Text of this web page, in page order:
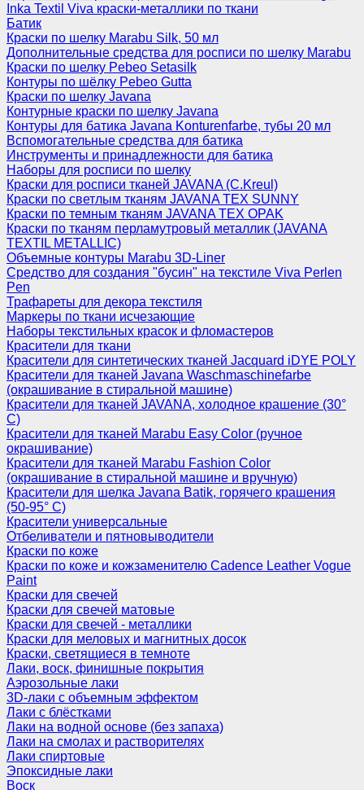
Inka Textil Viva краски-металлики по ткани
Батик
Краски по шелку Marabu Silk, 50 мл
Дополнительные средства для росписи по шелку Marabu
Краски по шелку Pebeo Setasilk
Контуры по шёлку Pebeo Gutta
Краски по шелку Javana
Контурные краски по шелку Javana
Контуры для батика Javana Konturenfarbe, тубы 20 мл
Вспомогательные средства для батика
Инструменты и принадлежности для батика
Наборы для росписи по шелку
Краски для росписи тканей JAVANA (C.Kreul)
Краски по светлым тканям JAVANA TEX SUNNY
Краски по темным тканям JAVANA TEX OPAK
Краски по тканям перламутровый металлик (JAVANA
TEXTIL METALLIC)
Объемные контуры Marabu 3D-Liner
Средство для создания "бусин" на текстиле Viva Perlen
Pen
Трафареты для декора текстиля
Маркеры по ткани исчезающие
Наборы текстильных красок и фломастеров
Красители для ткани
Красители для синтетических тканей Jacquard iDYE POLY
Красители для тканей Javana Waschmaschinefarbe
(окрашивание в стиральной машине)
Красители для тканей JAVANA, холодное крашение (30°
С)
Красители для тканей Marabu Easy Color (ручное
окрашивание)
Красители для тканей Marabu Fashion Color
(окрашивание в стиральной машине и вручную)
Красители для шелка Javana Batik, горячего крашения
(50-95° С)
Красители универсальные
Отбеливатели и пятновыводители
Краски по коже
Краски по коже и кожзаменителю Cadence Leather Vogue
Paint
Краски для свечей
Краски для свечей матовые
Краски для свечей - металлики
Краски для меловых и магнитных досок
Краски, светящиеся в темноте
Лаки, воск, финишные покрытия
Аэрозольные лаки
3D-лаки с объемным эффектом
Лаки с блёстками
Лаки на водной основе (без запаха)
Лаки на смолах и растворителях
Лаки спиртовые
Эпоксидные лаки
Воск